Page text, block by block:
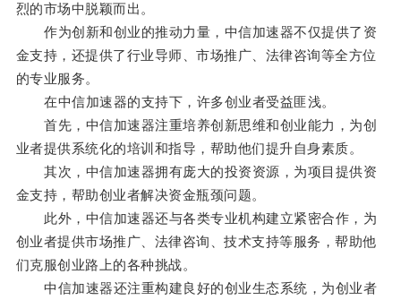
烈的市场中脱颖而出。
作为创新和创业的推动力量，中信加速器不仅提供了资
金支持，还提供了行业导师、市场推广、法律咨询等全方位
的专业服务。
在中信加速器的支持下，许多创业者受益匪浅。
首先，中信加速器注重培养创新思维和创业能力，为创
业者提供系统化的培训和指导，帮助他们提升自身素质。
其次，中信加速器拥有庞大的投资资源，为项目提供资
金支持，帮助创业者解决资金瓶颈问题。
此外，中信加速器还与各类专业机构建立紧密合作，为
创业者提供市场推广、法律咨询、技术支持等服务，帮助他
们克服创业路上的各种挑战。
中信加速器还注重构建良好的创业生态系统，为创业者